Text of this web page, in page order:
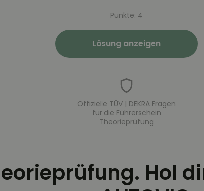
Punkte: 4
Lösung anzeigen
Offizielle TÜV | DEKRA Fragen
für die Führerschein
Theorieprüfung
Hol